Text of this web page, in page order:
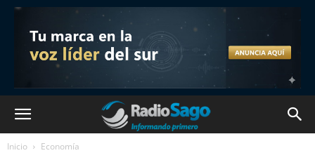
Inicio Economía